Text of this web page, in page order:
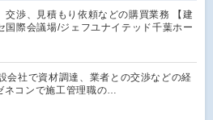
交渉、見積もり依頼などの購買業務 【建
国際会議場/ジェフユナイテッド千葉ホー
会社で資材調達、業者との交渉などの経
ネコンで施工管理職の…